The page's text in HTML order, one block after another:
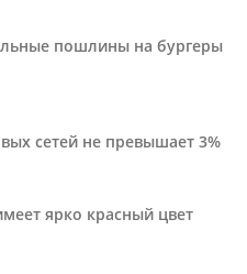
пошлины на бургеры
сетей не превышает 3%
ярко красный цвет